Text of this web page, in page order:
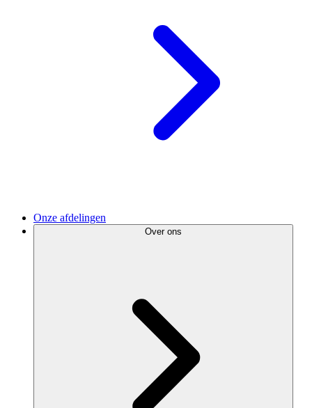
Onze afdelingen
Over ons